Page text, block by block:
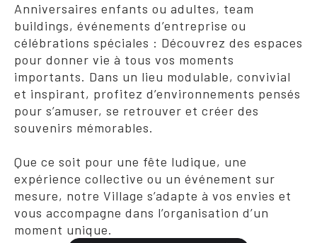
Anniversaires enfants ou adultes, team
buildings, événements d’entreprise ou
célébrations spéciales : Découvrez des espaces
pour donner vie à tous vos moments
importants. Dans un lieu modulable, convivial
et inspirant, profitez d’environnements pensés
pour s’amuser, se retrouver et créer des
souvenirs mémorables.
Que ce soit pour une fête ludique, une
expérience collective ou un événement sur
mesure, notre Village s’adapte à vos envies et
vous accompagne dans l’organisation d’un
moment unique.